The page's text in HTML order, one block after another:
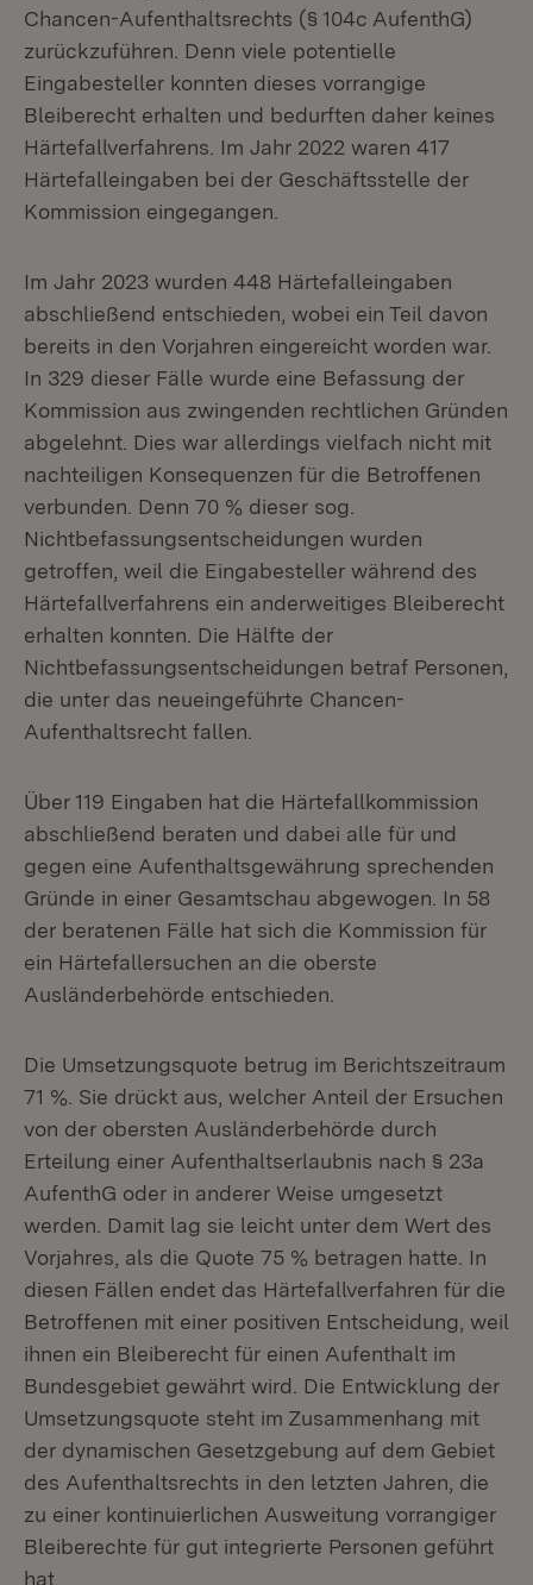
Chancen-Aufenthaltsrechts (§ 104c AufenthG)
zurückzuführen. Denn viele potentielle
Eingabesteller konnten dieses vorrangige
Bleiberecht erhalten und bedurften daher keines
Härtefallverfahrens. Im Jahr 2022 waren 417
Härtefalleingaben bei der Geschäftsstelle der
Kommission eingegangen.
Im Jahr 2023 wurden 448 Härtefalleingaben
abschließend entschieden, wobei ein Teil davon
bereits in den Vorjahren eingereicht worden war.
In 329 dieser Fälle wurde eine Befassung der
Kommission aus zwingenden rechtlichen Gründen
abgelehnt. Dies war allerdings vielfach nicht mit
nachteiligen Konsequenzen für die Betroffenen
verbunden. Denn 70 % dieser sog.
Nichtbefassungsentscheidungen wurden
getroffen, weil die Eingabesteller während des
Härtefallverfahrens ein anderweitiges Bleiberecht
erhalten konnten. Die Hälfte der
Nichtbefassungsentscheidungen betraf Personen,
die unter das neueingeführte Chancen-
Aufenthaltsrecht fallen.
Über 119 Eingaben hat die Härtefallkommission
abschließend beraten und dabei alle für und
gegen eine Aufenthaltsgewährung sprechenden
Gründe in einer Gesamtschau abgewogen. In 58
der beratenen Fälle hat sich die Kommission für
ein Härtefallersuchen an die oberste
Ausländerbehörde entschieden.
Die Umsetzungsquote betrug im Berichtszeitraum
71 %. Sie drückt aus, welcher Anteil der Ersuchen
von der obersten Ausländerbehörde durch
Erteilung einer Aufenthaltserlaubnis nach § 23a
AufenthG oder in anderer Weise umgesetzt
werden. Damit lag sie leicht unter dem Wert des
Vorjahres, als die Quote 75 % betragen hatte. In
diesen Fällen endet das Härtefallverfahren für die
Betroffenen mit einer positiven Entscheidung, weil
ihnen ein Bleiberecht für einen Aufenthalt im
Bundesgebiet gewährt wird. Die Entwicklung der
Umsetzungsquote steht im Zusammenhang mit
der dynamischen Gesetzgebung auf dem Gebiet
des Aufenthaltsrechts in den letzten Jahren, die
zu einer kontinuierlichen Ausweitung vorrangiger
Bleiberechte für gut integrierte Personen geführt
hat.